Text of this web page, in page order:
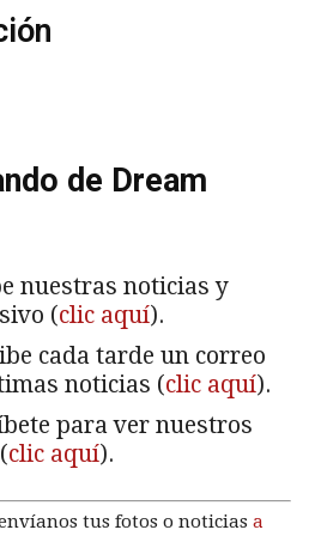
de Dream
nuestras noticias y
(clic aquí).
cada tarde un correo
noticias (clic aquí).
para ver nuestros
clic aquí).
tus fotos o noticias a